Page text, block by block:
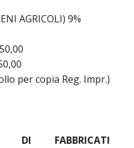
AGRICOLI) 9%
per copia Reg. Impr.)
DI FABBRICATI